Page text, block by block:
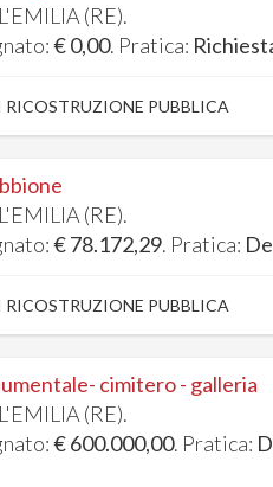
(RE).
€ 0,00. Pratica:
RICOSTRUZIONE PUBBLICA
(RE).
€ 78.172,29. Pratica:
RICOSTRUZIONE PUBBLICA
cimitero - galleria
(RE).
€ 600.000,00. Pratica: